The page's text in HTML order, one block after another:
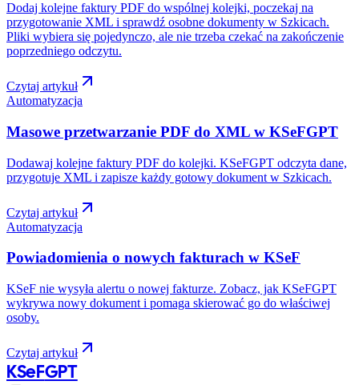
Dodaj kolejne faktury PDF do wspólnej kolejki, poczekaj na
przygotowanie XML i sprawdź osobne dokumenty w Szkicach.
Pliki wybiera się pojedynczo, ale nie trzeba czekać na zakończenie
poprzedniego odczytu.
Czytaj artykuł
Automatyzacja
Masowe przetwarzanie PDF do XML w KSeFGPT
Dodawaj kolejne faktury PDF do kolejki. KSeFGPT odczyta dane,
przygotuje XML i zapisze każdy gotowy dokument w Szkicach.
Czytaj artykuł
Automatyzacja
Powiadomienia o nowych fakturach w KSeF
KSeF nie wysyła alertu o nowej fakturze. Zobacz, jak KSeFGPT
wykrywa nowy dokument i pomaga skierować go do właściwej
osoby.
Czytaj artykuł
KSeFGPT